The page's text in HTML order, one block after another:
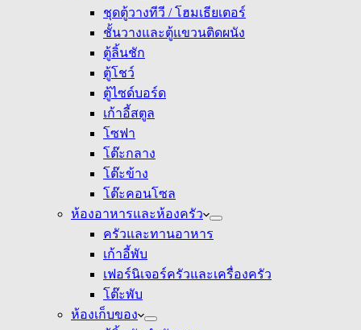
ชุดตู้วางทีวี / โฮมเธียเตอร์
ชั้นวางและตู้แขวนติดผนัง
ตู้ลิ้นชัก
ตู้โชว์
ตู้ไซด์บอร์ด
เก้าอี้สตูล
โซฟา
โต๊ะกลาง
โต๊ะข้าง
โต๊ะคอนโซล
ห้องอาหารและห้องครัว
ครัวและทานอาหาร
เก้าอี้พับ
เฟอร์นิเจอร์ครัวและเครื่องครัว
โต๊ะพับ
ห้องเก็บของ